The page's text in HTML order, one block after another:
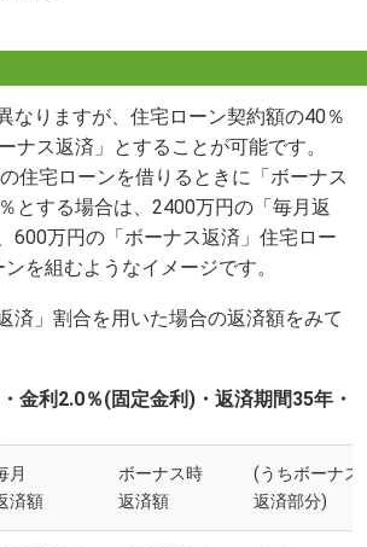
なりますが、住宅ローン契約額の40％
ナス返済」とすることが可能です。
住宅ローンを借りるときに「ボーナス
とする場合は、2400万円の「毎月返
600万円の「ボーナス返済」住宅ロー
を組むようなイメージです。
済」割合を用いた場合の返済額をみて
金利2.0％(固定金利)・返済期間35年・
月
済額
ボーナス時
返済額
(うちボーナス
返済部分)